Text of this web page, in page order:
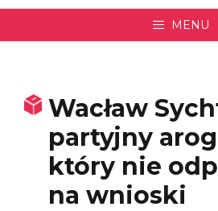
MENU
Wacław
partyjny
który nie
na wnioski